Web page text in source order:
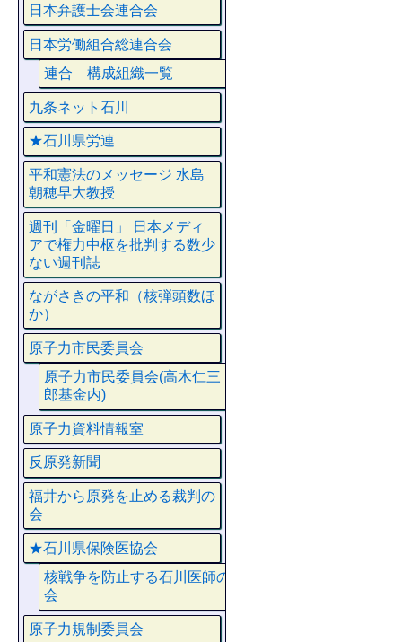
日本弁護士会連合会
日本労働組合総連合会
連合 構成組織一覧
九条ネット石川
★石川県労連
平和憲法のメッセージ 水島
朝穂早大教授
週刊「金曜日」 日本メディ
アで権力中枢を批判する数少
ない週刊誌
ながさきの平和（核弾頭数ほ
か）
原子力市民委員会
原子力市民委員会(高木仁三
郎基金内)
原子力資料情報室
反原発新聞
福井から原発を止める裁判の
会
★石川県保険医協会
核戦争を防止する石川医師の
会
原子力規制委員会